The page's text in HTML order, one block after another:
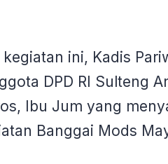
ini, Kadis
DPD RI Sulteng
Ibu Jum yang
Banggai Mods